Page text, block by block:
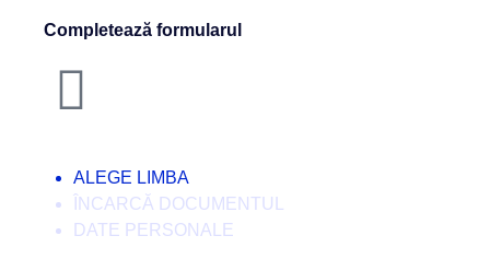
Completează formularul
ALEGE LIMBA
ÎNCARCĂ DOCUMENTUL
DATE PERSONALE